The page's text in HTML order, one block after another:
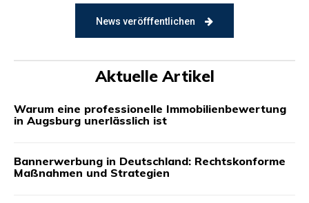
News veröfffentlichen
Aktuelle Artikel
Warum eine professionelle Immobilienbewertung
in Augsburg unerlässlich ist
Bannerwerbung in Deutschland: Rechtskonforme
Maßnahmen und Strategien